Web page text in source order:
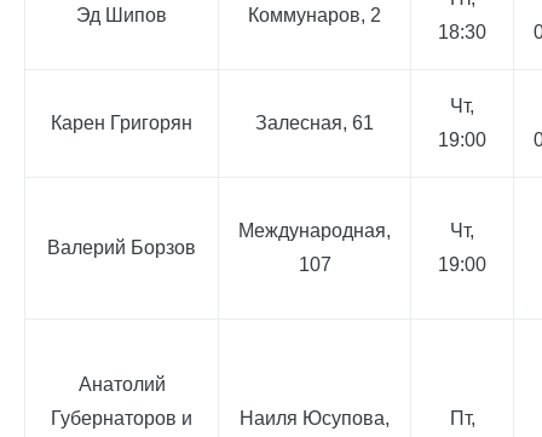
Эд Шипов Коммунаров, 2
18:30
Карен Григорян Залесная, 61
Чт,
19:00
Валерий Борзов
Международная,
107
Чт,
19:00
Анатолий
Губернаторов и
Наиля Юсупова,
Пт,